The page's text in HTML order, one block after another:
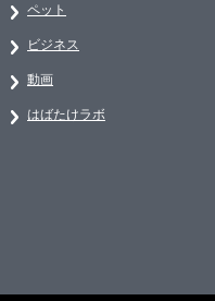
ペット
ビジネス
動画
はばたけラボ